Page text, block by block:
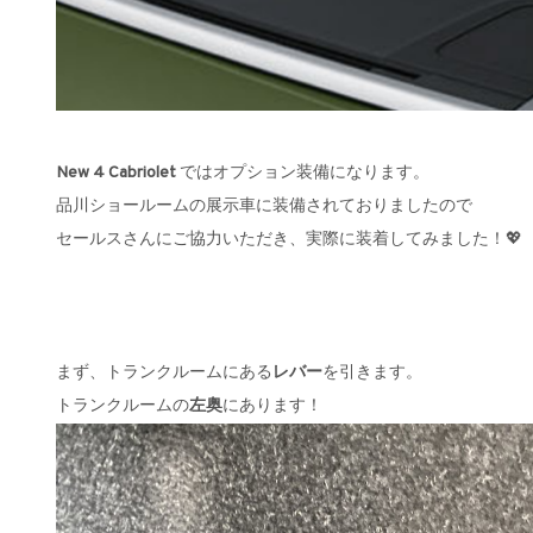
New 4 Cabriolet ではオプション装備になります。
品川ショールームの展示車に装備されておりましたので
セールスさんにご協力いただき、実際に装着してみました！💖
まず、トランクルームにある レバーを引きます。
トランクルームの左奥にあります！